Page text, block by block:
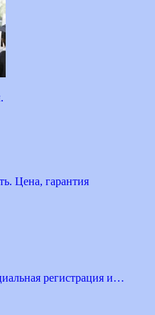
Цена, гарантия
регистрация и…